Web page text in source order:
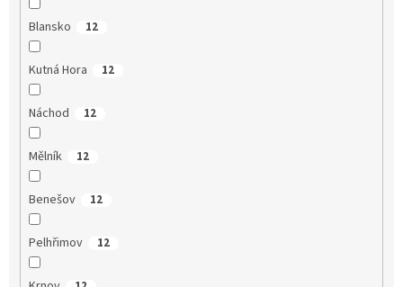
Blansko 12
Kutná Hora 12
Náchod 12
Mělník 12
Benešov 12
Pelhřimov 12